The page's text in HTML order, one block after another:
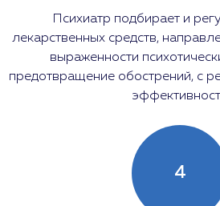
Психиатр подбирает и
лекарственных средств,
выраженности
предотвращение обострений, с
4